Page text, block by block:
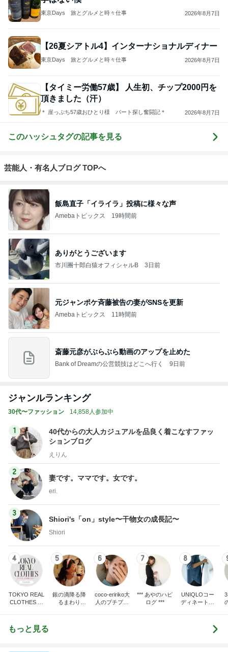
東京Days 旅とグルメと時々仕事 2026年8月7日
【26夏シアトル4】インターナショナルディナー
東京Days 旅とグルメと時々仕事 2026年8月7日
【タイミー労働57歳】 人生初、チップ2000円を
頂きました（汗）
＊ 崖っぷち57歳おひとり様 パート探し奮闘記＊ 2026年8月7日
このハッシュタグの記事を見る
芸能人・有名人ブログ TOPへ
飯島直子「イライラ」投稿に様々な声
Amebaトピックス 19時間前
ありがとうございます
市川團十郎白猿オフィシャルB 3日前
元ジャンポケ斉藤被告の妻がSNSを更新
Amebaトピックス 11時間前
斎藤元彦がぶらぶら動画のアップを止めた
Bank of Dreamの公営競技はどこへ行く 9日前
ジャンルランキング
30代〜ファッション 14,858人参加中
1
40代からの大人カジュアルを品良く着こなすファッ
ションブログ
えりん
2
妻です。ママです。女です。
eri.
3
Shiori's「on」style〜干物女の成長記〜
Shiori
4
TOKYO REAL
CLOTHES 大
5
銀の滴降る降
るまわり
6
coco-eririko大
人のプチプラ
7
*** あやのハピ
ログ ***
8
UNIQLOコー
ディネート日
もっと見る